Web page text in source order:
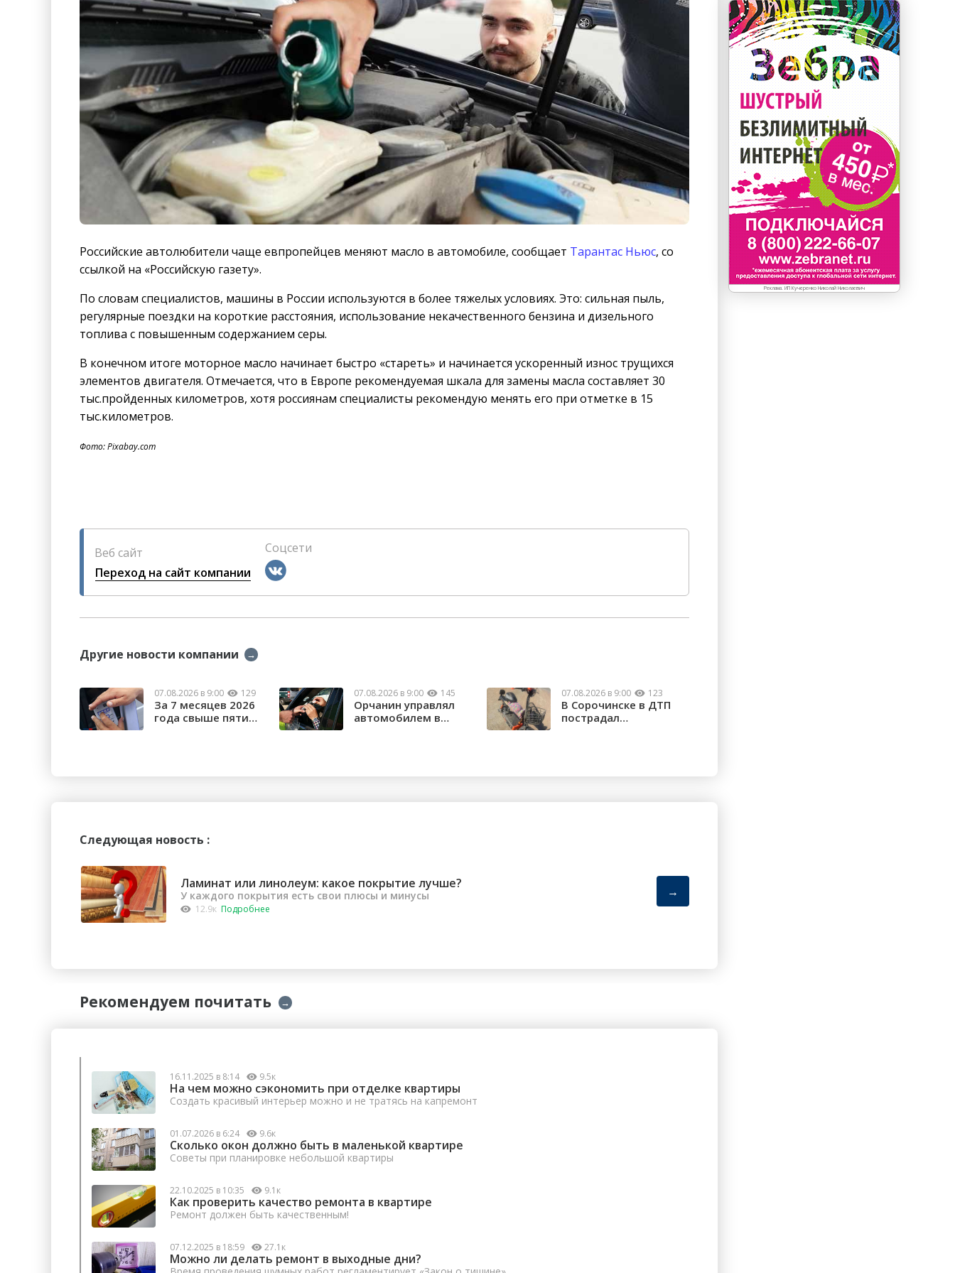
Российские автолюбители чаще евпропейцев меняют масло в автомобиле, сообщает Тарантас Ньюс, со
ссылкой на «Российскую газету».
По словам специалистов, машины в России используются в более тяжелых условиях. Это: сильная пыль,
регулярные поездки на короткие расстояния, использование некачественного бензина и дизельного
топлива с повышенным содержанием серы.
В конечном итоге моторное масло начинает быстро «стареть» и начинается ускоренный износ трущихся
элементов двигателя. Отмечается, что в Европе рекомендуемая шкала для замены масла составляет 30
тыс.пройденных километров, хотя россиянам специалисты рекомендую менять его при отметке в 15
тыс.километров.
Фото: Pixabay.com
Веб сайт
Переход на сайт компании
Соцсети
Другие новости компании →
07.08.2026 в 9:00 129
За 7 месяцев 2026
года свыше пяти
07.08.2026 в 9:00 145
Орчанин управлял
автомобилем в
07.08.2026 в 9:00 123
В Сорочинске в ДТП
пострадал
Реклама. ИП Кучеренко Николай Николаевич
Следующая новость :
Ламинат или линолеум: какое покрытие лучше?
У каждого покрытия есть свои плюсы и минусы
12.9к Подробнее
→
Рекомендуем почитать →
16.11.2025 в 8:14 9.5к
На чем можно сэкономить при отделке квартиры
Создать красивый интерьер можно и не тратясь на капремонт
01.07.2026 в 6:24 9.6к
Сколько окон должно быть в маленькой квартире
Советы при планировке небольшой квартиры
22.10.2025 в 10:35 9.1к
Как проверить качество ремонта в квартире
Ремонт должен быть качественным!
07.12.2025 в 18:59 27.1к
Можно ли делать ремонт в выходные дни?